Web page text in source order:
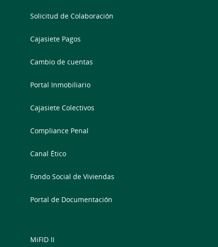
Solicitud de Colaboración
Cajasiete Pagos
Cambio de cuentas
Portal Inmobiliario
Cajasiete Colectivos
Compliance Penal
Canal Ético
Fondo Social de Viviendas
Portal de Documentación
MiFID II